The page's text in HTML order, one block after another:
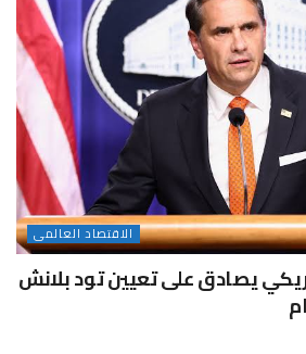
الاقتصاد العالمى
يصادق على تعيين تود بلانش